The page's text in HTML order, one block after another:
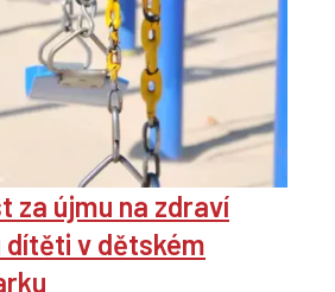
za újmu na zdraví
dítěti v dětském